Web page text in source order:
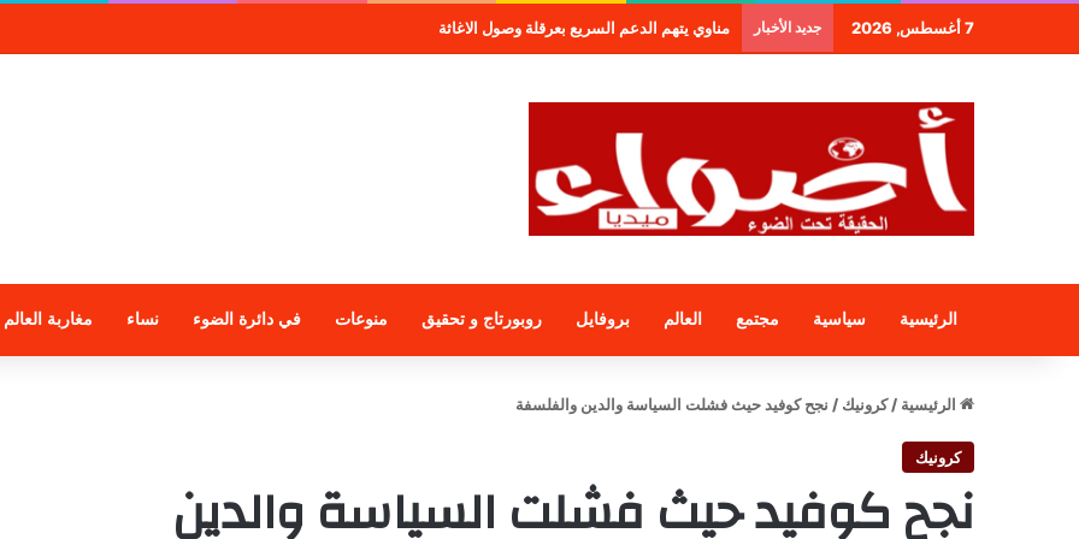
7 أغسطس, 2026 جديد الأخبار طنجة.. مجموعة فندقية جديدة لمجموعة الراجحي الاستثمارية
الرئيسية سياسية مجتمع العالم بروفايل روبورتاج و تحقيق منوعات في دائرة الضوء نساء مغاربة العالم
الرئيسية / كرونيك / نجح كوفيد حيث فشلت السياسة والدين والفلسفة
كرونيك
نجح كوفيد حيث فشلت السياسة والدين